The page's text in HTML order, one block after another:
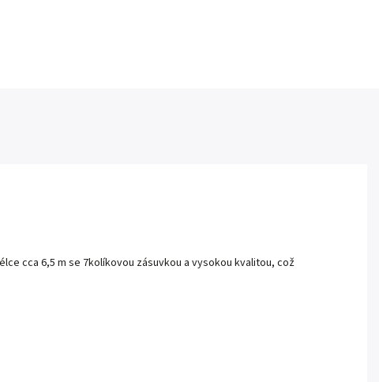
cca 6,5 m se 7kolíkovou zásuvkou a vysokou kvalitou, což